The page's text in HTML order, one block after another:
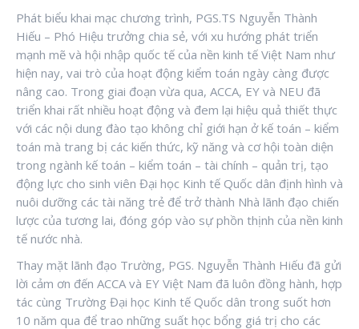
Phát biểu khai mạc chương trình, PGS.TS Nguyễn Thành
Hiếu – Phó Hiệu trưởng chia sẻ, với xu hướng phát triển
mạnh mẽ và hội nhập quốc tế của nền kinh tế Việt Nam như
hiện nay, vai trò của hoạt động kiểm toán ngày càng được
nâng cao. Trong giai đoạn vừa qua, ACCA, EY và NEU đã
triển khai rất nhiều hoạt động và đem lại hiệu quả thiết thực
với các nội dung đào tạo không chỉ giới hạn ở kế toán – kiểm
toán mà trang bị các kiến thức, kỹ năng và cơ hội toàn diện
trong ngành kế toán – kiểm toán – tài chính – quản trị, tạo
động lực cho sinh viên Đại học Kinh tế Quốc dân định hình và
nuôi dưỡng các tài năng trẻ để trở thành Nhà lãnh đạo chiến
lược của tương lai, đóng góp vào sự phồn thịnh của nền kinh
tế nước nhà.
Thay mặt lãnh đạo Trường, PGS. Nguyễn Thành Hiếu đã gửi
lời cảm ơn đến ACCA và EY Việt Nam đã luôn đồng hành, hợp
tác cùng Trường Đại học Kinh tế Quốc dân trong suốt hơn
10 năm qua để trao những suất học bổng giá trị cho các